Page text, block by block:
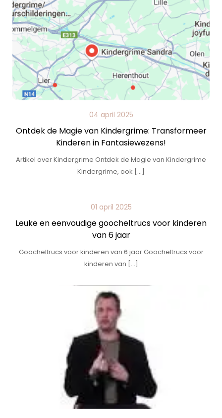
04 april 2025
Ontdek de Magie van Kindergrime: Transformeer
Kinderen in Fantasiewezens!
Artikel over Kindergrime Ontdek de Magie van Kindergrime
Kindergrime, ook […]
01 april 2025
Leuke en eenvoudige goocheltrucs voor kinderen
van 6 jaar
Goocheltrucs voor kinderen van 6 jaar Goocheltrucs voor
kinderen van […]